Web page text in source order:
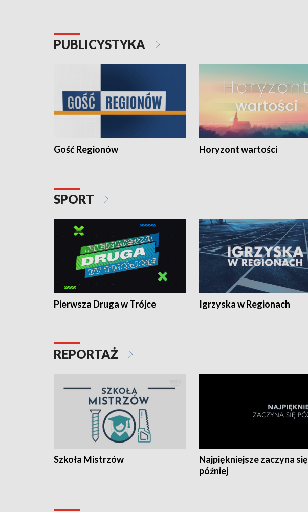
PUBLICYSTYKA
Gość Regionów Horyzont wartości
SPORT
Pierwsza Druga w Trójce Igrzyska w Regionach
REPORTAŻ
Szkoła Mistrzów
Najpiękniejsze zaczyna się
później